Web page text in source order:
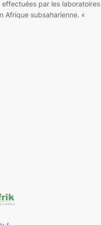
par les laboratoires
Afrique subsaharienne. «